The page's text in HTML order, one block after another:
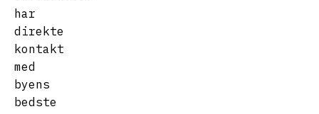
har
direkte
kontakt
med
byens
bedste